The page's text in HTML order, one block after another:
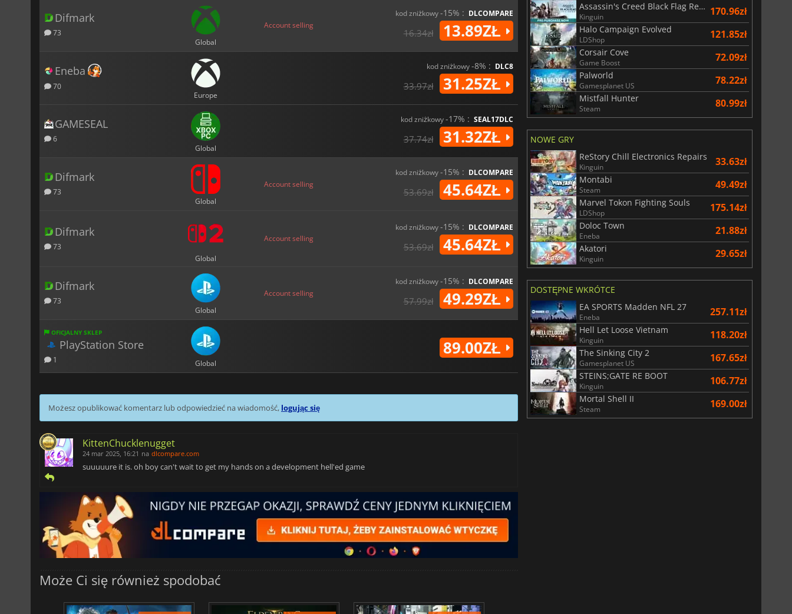
Difmark
73
Global
Account selling
kod zniżkowy-15% : DLCOMPARE
16.34zł 13.89ZŁ
Eneba
70
Europe
kod zniżkowy-8% : DLC8
33.97zł 31.25ZŁ
GAMESEAL
6
Global
kod zniżkowy-17% : SEAL17DLC
37.74zł 31.32ZŁ
Difmark
73
Global
Account selling
kod zniżkowy-15% : DLCOMPARE
53.69zł 45.64ZŁ
Difmark
73
Global
Account selling
kod zniżkowy-15% : DLCOMPARE
53.69zł 45.64ZŁ
Difmark
73
Global
Account selling
kod zniżkowy-15% : DLCOMPARE
57.99zł 49.29ZŁ
OFICJALNY SKLEP
PlayStation Store
1 Global
89.00ZŁ
Możesz opublikować komentarz lub odpowiedzieć na wiadomość, logując się
KittenChucklenugget
24 mar 2025, 16:21 na dlcompare.com
suuuuure it is. oh boy can't wait to get my hands on a development hell'ed game
Może Ci się również spodobać
Assassin's Creed Black Flag Resynced
Kinguin 170.96zł
Halo Campaign Evolved
LDShop 121.85zł
Corsair Cove
Game Boost 72.09zł
Palworld
Gamesplanet US 78.22zł
Mistfall Hunter
Steam 80.99zł
NOWE GRY
ReStory Chill Electronics Repairs
Kinguin 33.63zł
Montabi
Steam 49.49zł
Marvel Tokon Fighting Souls
LDShop 175.14zł
Doloc Town
Eneba 21.88zł
Akatori
Kinguin 29.65zł
DOSTĘPNE WKRÓTCE
EA SPORTS Madden NFL 27
Eneba 257.11zł
Hell Let Loose Vietnam
Kinguin 118.20zł
The Sinking City 2
Gamesplanet US 167.65zł
STEINS;GATE RE BOOT
Kinguin 106.77zł
Mortal Shell II
Steam 169.00zł